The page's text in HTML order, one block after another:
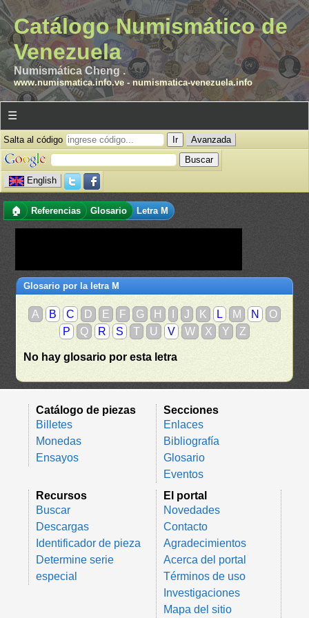
Catálogo Numismático de
Venezuela
Numismática Cheng .
www.numismatica.info.ve- numismatica-venezuela.info
☰
Salta al código Avanzada
English
🏠 Referencias Glosario Letra M
Glosario por la letra M
A B C D E F G H J K L M N
O
P
Q R S T U V W X Y Z
No hay glosario por esta letra
Catálogo de piezas
Billetes
Monedas
Ensayos
Secciones
Enlaces
Bibliografía
Glosario
Eventos
Recursos
Buscar
Descargas
Identificador de pieza
Determine serie
especial
El portal
Novedades
Contacto
Agradecimientos
Acerca del portal
Términos de uso
Investigaciones
Mapa del sitio